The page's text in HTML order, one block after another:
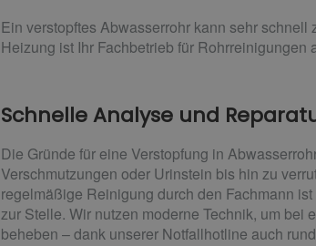
Ein verstopftes Abwasserrohr kann sehr
Heizung ist Ihr Fachbetrieb für Rohrreinigungen
Schnelle Analyse und
Die Gründe für eine Verstopfung in
Verschmutzungen oder Urinstein bis hin zu
regelmäßige Reinigung durch den Fachmann
zur Stelle. Wir nutzen moderne Technik, um bei
beheben – dank unserer Notfallhotline auch